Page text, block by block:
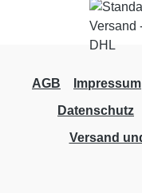
AGB Impressum
Datenschutz
Versand